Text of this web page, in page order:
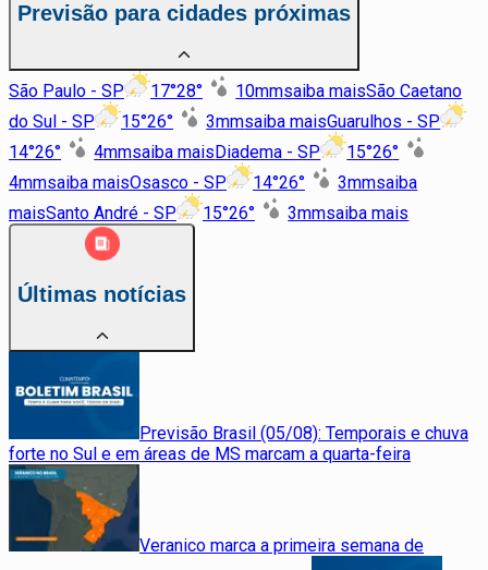
Previsão para cidades próximas
São Paulo - SP 17°28° 10mmsaiba maisSão Caetano
do Sul - SP
15°26° 3mmsaiba maisGuarulhos - SP
14°26° 4mmsaiba maisDiadema - SP 15°26°
4mmsaiba maisOsasco - SP 14°26° 3mmsaiba
maisSanto André - SP 15°26° 3mmsaiba mais
Últimas notícias
Previsão Brasil (05/08): Temporais e chuva
forte no Sul e em áreas de MS marcam a quarta-feira
Veranico marca a primeira semana de